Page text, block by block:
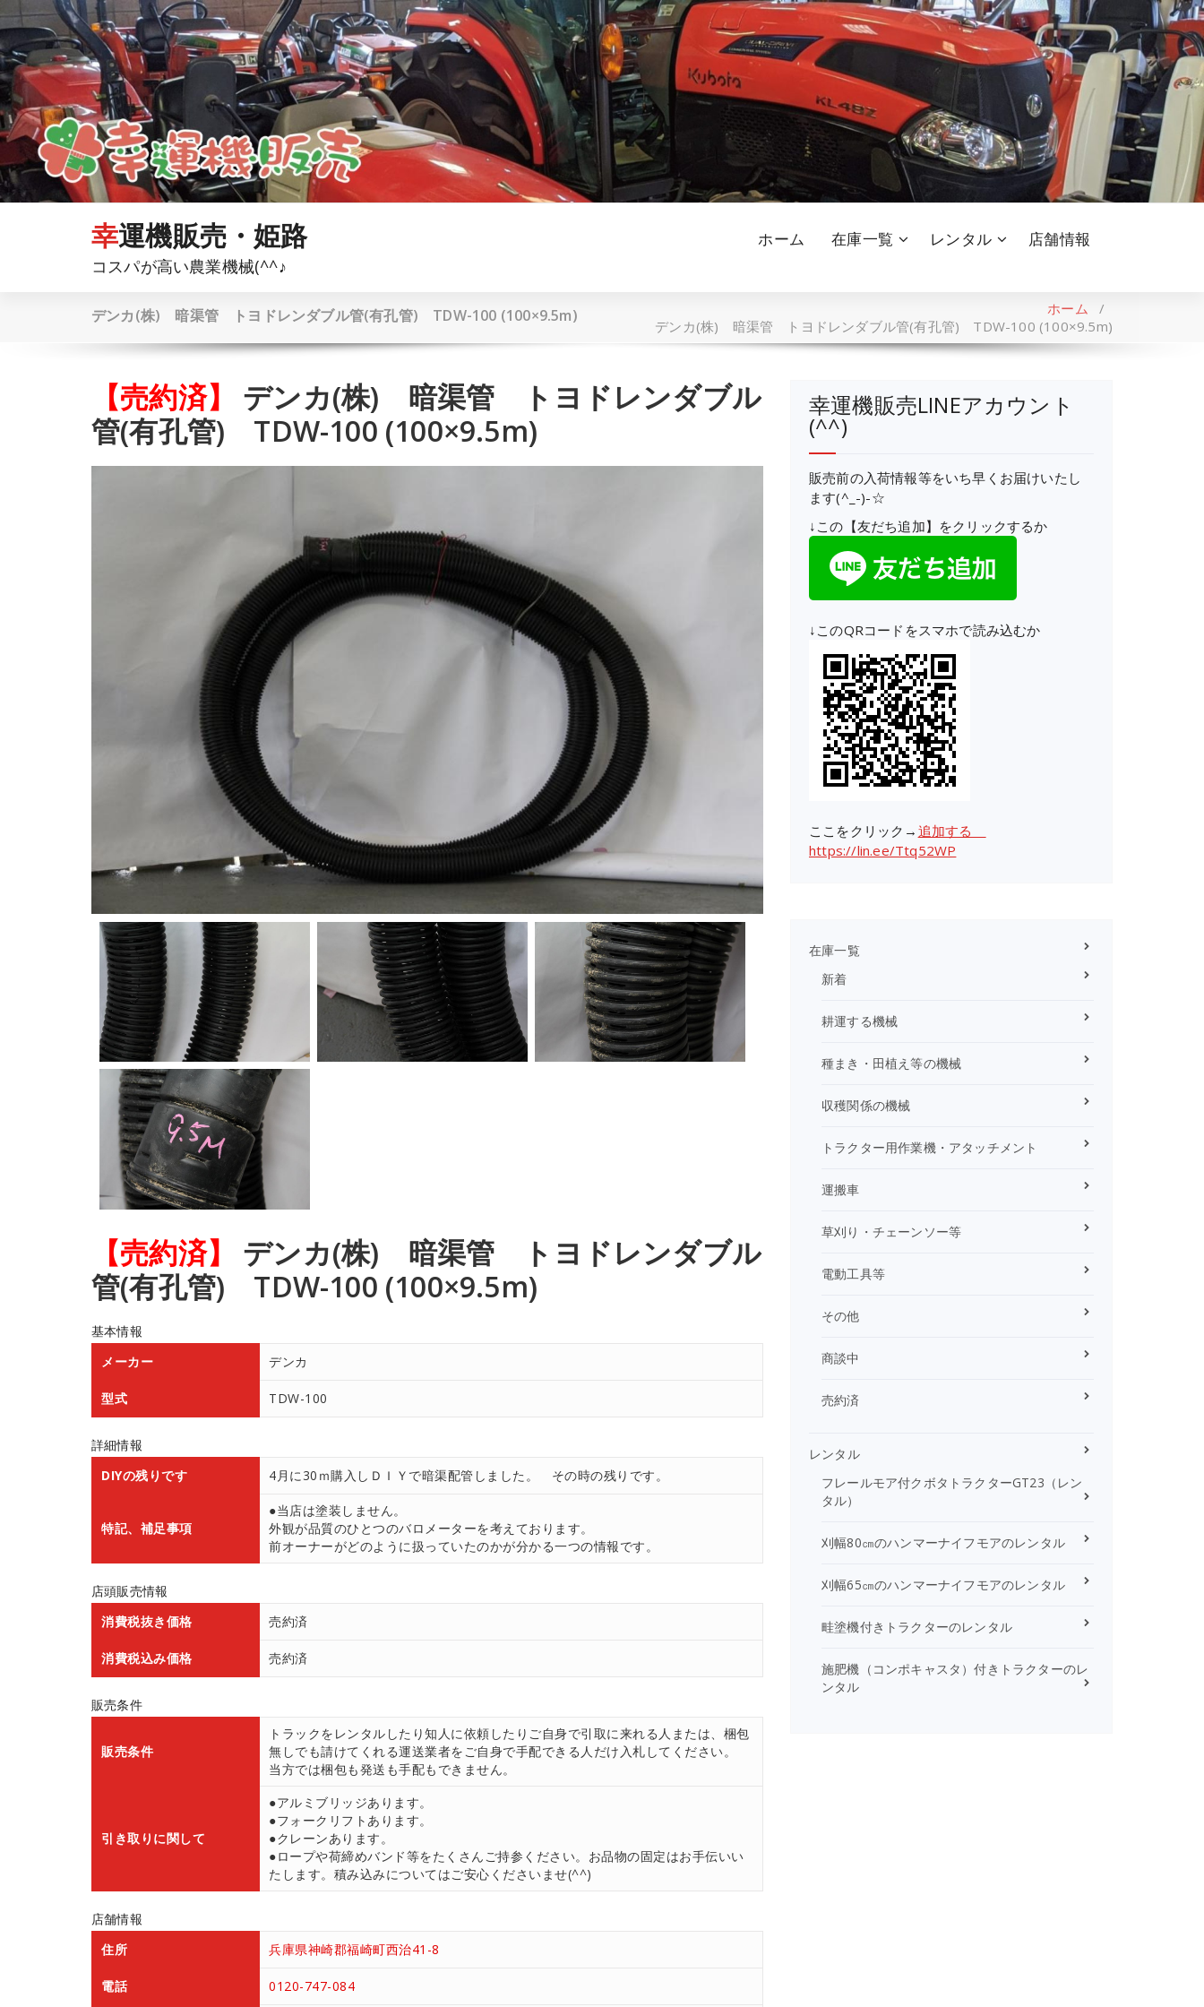
ン
テ
ン
ツ
へ
ス
キ
プ
幸運機販売・姫路
コスパが高い農業機械(^^♪
ホーム 在庫一覧 レンタル 店舗情報
デンカ(株) 暗渠管 トヨドレンダブル管(有孔管) TDW-100 (100×9.5m) ホーム /
デンカ(株) 暗渠管 トヨドレンダブル管(有孔管) TDW-100 (100×9.5m)
【売約済】
デンカ(株) 暗渠管 トヨドレンダブル
管(有孔管) TDW-100 (100×9.5m)
【売約済】
デンカ(株) 暗渠管 トヨドレンダブル
管(有孔管) TDW-100 (100×9.5m)
基本情報
メーカー
デンカ
型式 TDW-100
詳細情報
DIYの残りです
4月に30ｍ購入しＤＩＹで暗渠配管しました。 その時の残りです。
特記、補足事項
●当店は塗装しません。
外観が品質のひとつのバロメーターを考えております。
前オーナーがどのように扱っていたのかが分かる一つの情報です。
店頭販売情報
消費税抜き価格
売約済
消費税込み価格 売約済
販売条件
販売条件
トラックをレンタルしたり知人に依頼したりご自身で引取に来れる人または、梱包
無しでも請けてくれる運送業者をご自身で手配できる人だけ入札してください。
当方では梱包も発送も手配もできません。
引き取りに関して
●アルミブリッジあります。
●フォークリフトあります。
●クレーンあります。
●ロープや荷締めバンド等をたくさんご持参ください。お品物の固定はお手伝いい
たします。積み込みについてはご安心くださいませ(^^)
店舗情報
住所
兵庫県神崎郡福崎町西治41-8
電話 0120-747-084
幸運機販売LINEアカウント
(^^)
販売前の入荷情報等をいち早くお届けいたし
ます(^_-)-☆
↓この【友だち追加】をクリックするか
↓このQRコードをスマホで読み込むか
ここをクリック→ 追加する
https://lin.ee/Ttq52WP
在庫一覧
新着
耕運する機械
種まき・田植え等の機械
収穫関係の機械
トラクター用作業機・アタッチメント
運搬車
草刈り・チェーンソー等
電動工具等
その他
商談中
売約済
レンタル
フレールモア付クボタトラクターGT23（レン
タル）
刈幅80㎝のハンマーナイフモアのレンタル
刈幅65㎝のハンマーナイフモアのレンタル
畦塗機付きトラクターのレンタル
施肥機（コンポキャスタ）付きトラクターのレ
ンタル